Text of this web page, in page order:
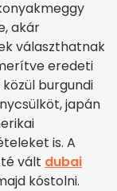
akár
választhatnak
eredeti
burgundi
japán
is. A
vált dubai
kóstolni.